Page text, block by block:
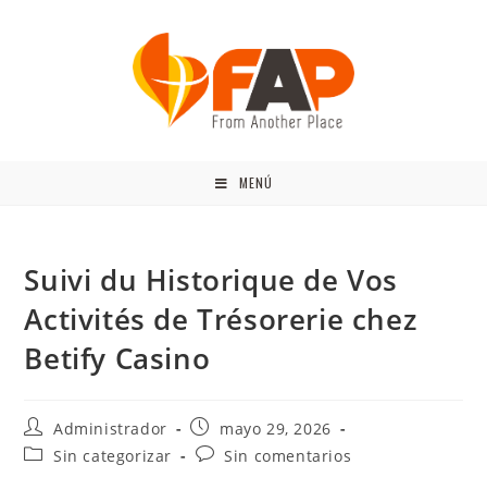
MENÚ
Suivi du Historique de Vos
Activités de Trésorerie chez
Betify Casino
Administrador
mayo 29, 2026
Sin categorizar
Sin comentarios